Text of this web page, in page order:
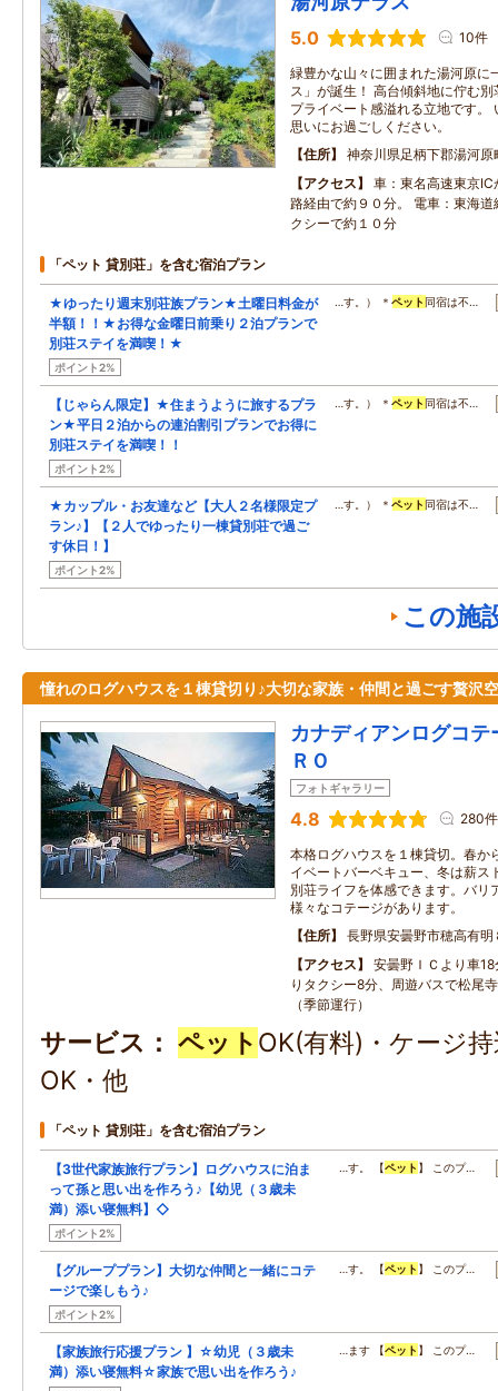
5.0 10件
緑豊かな山々に囲まれた湯河原に
ス」が誕生！ 高台傾斜地に佇む
プライベート感溢れる立地です。
思いにお過ごしください。
住所
神奈川県足柄下郡湯河
アクセス
車：東名高速東京
路経由で約９０分。 電車：東海
クシーで約１０分
「ペット 貸別荘」を含む宿泊プラン
★ゆったり週末別荘族プラン★土曜日料金が
半額！！★お得な金曜日前乗り２泊プランで
別荘ステイを満喫！★
ポイント2%
…す。） ＊ペット 同宿は不…
【じゃらん限定】★住まうように旅するプラ
ン★平日２泊からの連泊割引プランでお得に
別荘ステイを満喫！！
ポイント2%
…す。） ＊ペット 同宿は不…
★カップル・お友達など【大人２名様限定プ
ラン♪】【２人でゆったり一棟貸別荘で過ご
す休日！】
ポイント2%
…す。） ＊ペット 同宿は不…
この施
憧れのログハウスを１棟貸切り♪大切な家族・仲間と過ごす贅沢
カナディアンログコ
ＲＯ
フォトギャラリー
4.8 280件
本格ログハウスを１棟貸切。春か
イベートバーベキュー、冬は薪ス
別荘ライフを体感できます。バリ
様々なコテージがあります。
住所
長野県安曇野市穂高有明
アクセス
安曇野ＩＣより車
りタクシー8分、周遊バスで松
（季節運行）
サービス ペット OK(有料)・ケージ
OK・他
「ペット 貸別荘」を含む宿泊プラン
【3世代家族旅行プラン】ログハウスに泊ま
って孫と思い出を作ろう♪【幼児（３歳未
満）添い寝無料】◇
ポイント2%
…す。 【ペット 】 このプ…
【グループプラン】大切な仲間と一緒にコテ
ージで楽しもう♪
ポイント2%
…す。 【ペット 】 このプ…
【家族旅行応援プラン 】☆幼児（３歳未
満）添い寝無料☆家族で思い出を作ろう♪
…ます 【ペット 】 このプ…